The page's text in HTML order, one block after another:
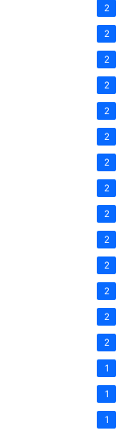
2
2
2
2
2
2
2
2
2
2
2
2
2
2
1
1
1